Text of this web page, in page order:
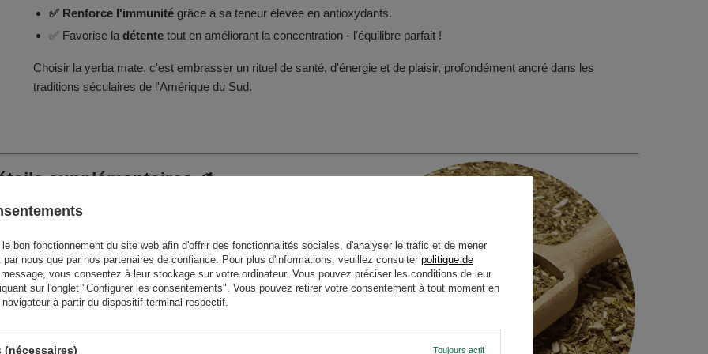
✅ Renforce l'immunité grâce à sa teneur élevée en antioxydants.
✅ Favorise ladétente tout en améliorant la concentration - l'équilibre parfait !
Choisir la yerba mate, c'est embrasser un rituel de santé, d'énergie et de plaisir, profondément ancré dans les
traditions séculaires de l'Amérique du Sud.
supplémentaires ✍️
lapacho, menthe, ciste, arômes naturels
et numéro de lot sur l'emballage.
15 g de yerba mate dans une tasse. Inclinez la gourde à
bon fonctionnement du site web afin d'offrir des fonctionnalités sociales, d'analyser le trafic et de mener
nous que par nos partenaires de confiance. Pour plus d'informations, veuillez consulter politique de
vous consentez à leur stockage sur votre ordinateur. Vous pouvez préciser les conditions de leur
sur l'onglet "Configurer les consentements". Vous pouvez retirer votre consentement à tout moment en
à partir du dispositif terminal respectif.
Toujours actif